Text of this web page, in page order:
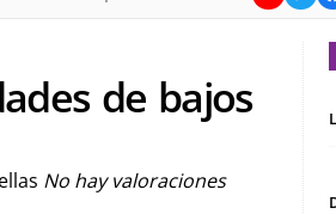
de bajos
No hay valoraciones